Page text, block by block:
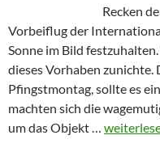
Recken
Vorbeiflug der
Sonne im Bild
dieses Vorhaben zunichte.
Pfingstmontag, sollte es
machten sich die
um das Objekt … Wir